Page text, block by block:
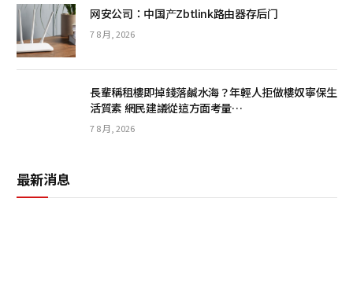
网安公司：中国产Zbtlink路由器存后门
7 8 月, 2026
長輩稱租樓即掉錢落鹹水海？年輕人拒做樓奴寧保生
活質素 網民建議從這方面考量…
7 8 月, 2026
最新消息